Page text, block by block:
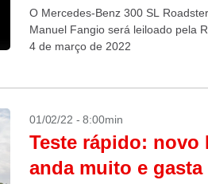
O Mercedes-Benz 300 SL
Manuel Fangio será leiloado pela
4 de março de 2022
01/02/22 - 8:00min
Teste rápido: novo
anda muito e